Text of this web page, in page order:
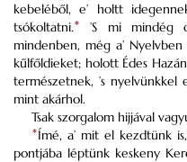
kebeléből, e’ holtt
tsókoltatni.*
’S mi mindég
mindenben, még a’
kűlfőldieket; holott Édes
természetnek, ’s nyelvünkkel
mint akárhol.
Tsak szorgalom hijjával
*Ímé, a’ mit el kezdtünk
pontjába léptünk keskeny